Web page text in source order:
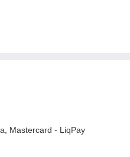
Mastercard - LiqPay